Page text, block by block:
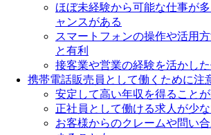
ほぼ未経験から可能な仕事が
ャンスがある
スマートフォンの操作や活用
と有利
接客業や営業の経験を活かし
携帯電話販売員として働くために注
安定して高い年収を得ること
正社員として働ける求人が少
お客様からのクレームや問い